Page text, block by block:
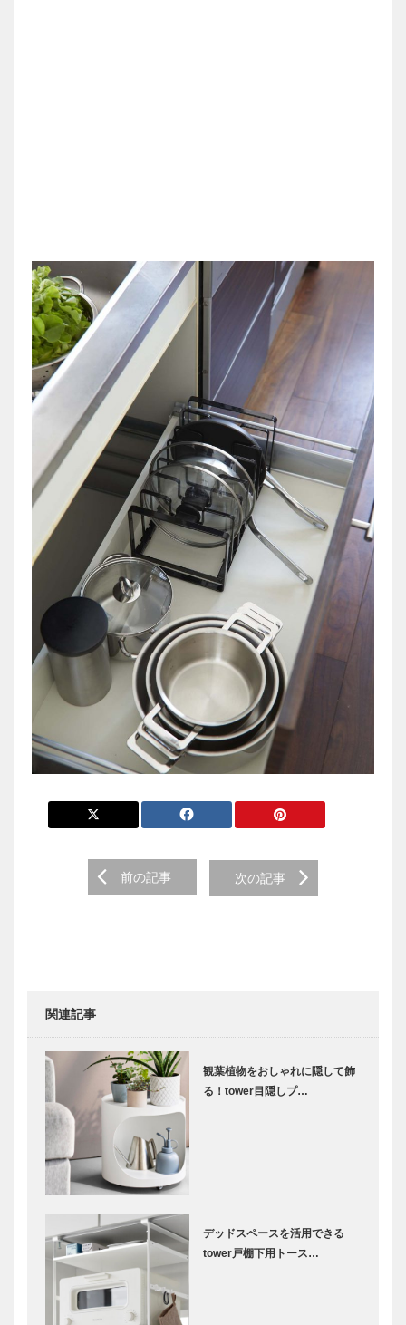
前の記事 次の記事
関連記事
観葉植物をおしゃれに隠して飾
る！tower目隠しプ…
デッドスペースを活用できる
tower戸棚下用トース…